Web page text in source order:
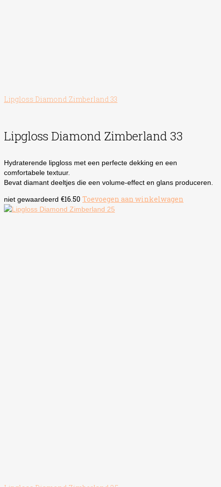
Lipgloss Diamond Zimberland 33
Lipgloss Diamond Zimberland 33
Hydraterende lipgloss met een perfecte dekking en een
comfortabele textuur.
Bevat diamant deeltjes die een volume-effect en glans produceren.
niet gewaardeerd €16.50 Toevoegen aan winkelwagen